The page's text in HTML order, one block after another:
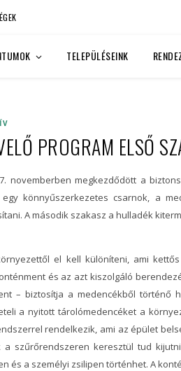
TELEPÜLÉSEINK
PROGRAM ELSŐ
novemberben megkezdődött a
könnyűszerkezetes csarnok, a
A második szakasz a hulladék
el kell különíteni, ami
és az azt kiszolgáló
– biztosítja a medencékből történő
a nyitott tárolómedencéket a
rendelkezik, ami az épület
szűrőrendszeren keresztül tud
és a személyi zsilipen történhet. A